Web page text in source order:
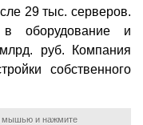
29 тыс. серверов.
оборудование и
руб. Компания
собственного
мышью и нажмите